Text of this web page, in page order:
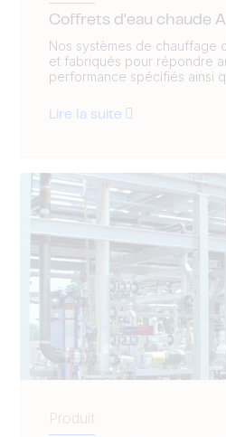
Coffrets d'eau chaude
Nos systèmes de chauffage
et fabriqués pour répondre
performance spécifiés ainsi
Lire la suite
Produit